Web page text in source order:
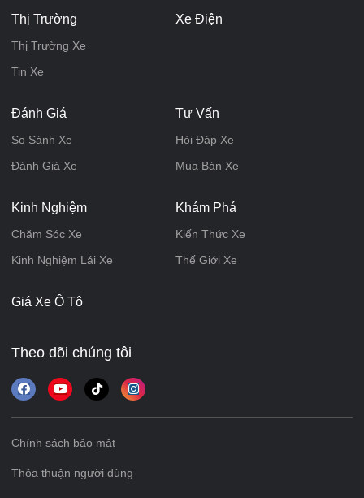
Thị Trường
Thị Trường Xe
Tin Xe
Xe Điện
Đánh Giá
So Sánh Xe
Đánh Giá Xe
Tư Vấn
Hỏi Đáp Xe
Mua Bán Xe
Kinh Nghiệm
Chăm Sóc Xe
Kinh Nghiệm Lái Xe
Khám Phá
Kiến Thức Xe
Thế Giới Xe
Giá Xe Ô Tô
Theo dõi chúng tôi
Chính sách bảo mật
Thỏa thuận người dùng